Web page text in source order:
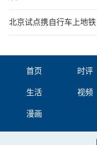
北京试点携自行车上地铁
首页 时评
生活 视频
漫画